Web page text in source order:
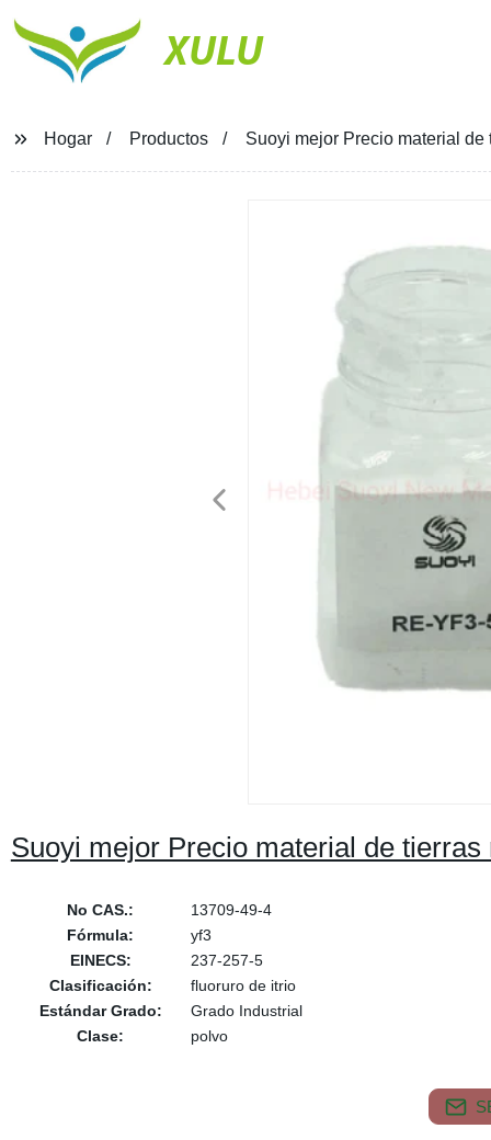
XULU
Hogar Productos Suoyi mejor Precio material
Suoyi mejor Precio material de
No CAS.:
13709-49-4
Fórmula:
yf3
EINECS:
237-257-5
Clasificación:
fluoruro de itrio
Estándar Grado:
Grado Industrial
Clase:
polvo